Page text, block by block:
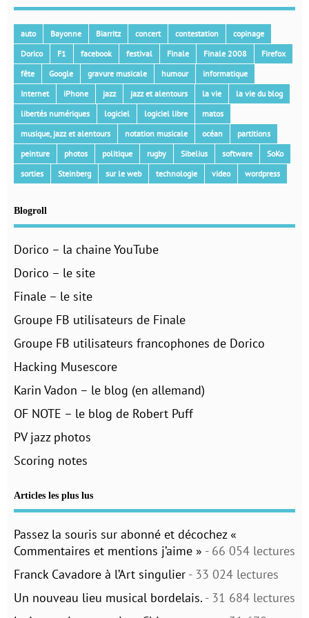
auto Bayonne Biarritz concert contestation
copinage
Dorico
F1 facebook festival Finale Finale 2008
Firefox
fête
Google gravure musicale humour
informatique
Internet
iPhone jazz jazz et alentours la vie
la vie du blog
libertés numériques
logiciel logiciel libre
matos
musique, jazz et alentours
notation musicale océan
partitions
peinture
photos politique rugby Sibelius software
SoKo
sorties
Steinberg sur le web technologie video wordpress
Blogroll
Dorico – la chaine YouTube
Dorico – le site
Finale – le site
Groupe FB utilisateurs de Finale
Groupe FB utilisateurs francophones de Dorico
Hacking Musescore
Karin Vadon – le blog (en allemand)
OF NOTE – le blog de Robert Puff
PV jazz photos
Scoring notes
Articles les plus lus
Passez la souris sur abonné et décochez «
Commentaires et mentions j’aime » - 66 054 lectures
Franck Cavadore à l’Art singulier - 33 024 lectures
Un nouveau lieu musical bordelais. - 31 684 lectures